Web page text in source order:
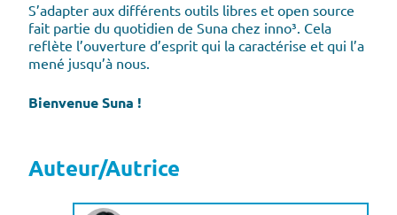
S’adapter aux différents outils libres et open source
fait partie du quotidien de Suna chez inno³. Cela
reflète l’ouverture d’esprit qui la caractérise et qui l’a
mené jusqu’à nous.
Bienvenue Suna !
Auteur/Autrice